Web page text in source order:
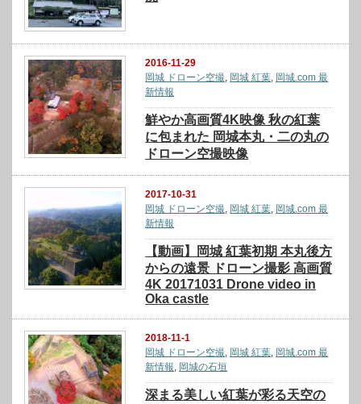
2016-11-29
岡城 ドローン空撮, 岡城 紅葉, 岡城.com 最
新情報
鮮やか高画質4K映像 秋の紅葉
に包まれた 岡城本丸・二の丸の
ドローン空撮映像
2017-10-31
岡城 ドローン空撮, 岡城 紅葉, 岡城.com 最
新情報
【動画】岡城 紅葉初期 本丸後方
からの遠景 ドローン撮影 高画質
4K 20171031 Drone video in
Oka castle
2018-11-1
岡城 ドローン空撮, 岡城 紅葉, 岡城.com 最
新情報, 岡城の石垣
深まる美しい紅葉が彩る天空の